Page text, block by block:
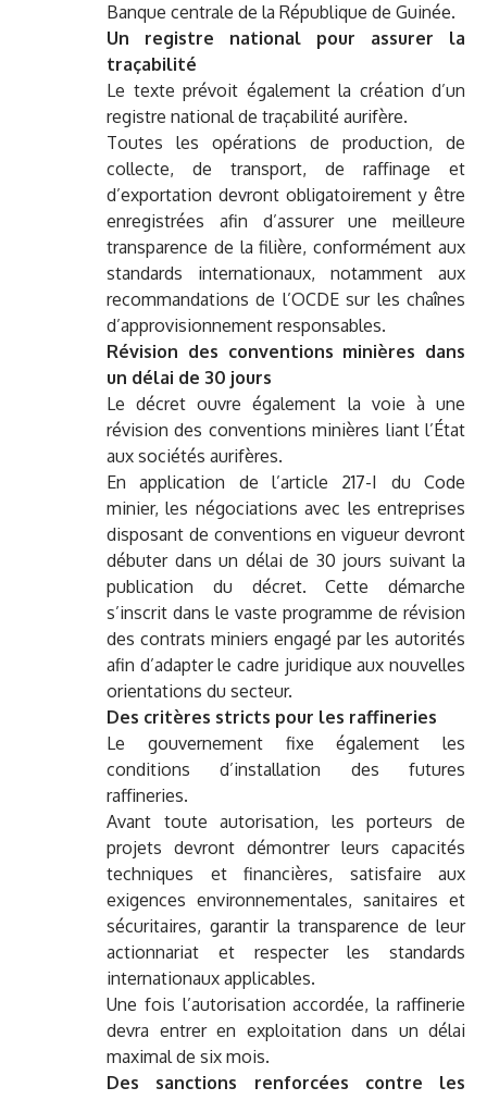
Banque centrale de la République de Guinée.
Un registre national pour assurer la
traçabilité
Le texte prévoit également la création d’un
registre national de traçabilité aurifère.
Toutes les opérations de production, de
collecte, de transport, de raffinage et
d’exportation devront obligatoirement y être
enregistrées afin d’assurer une meilleure
transparence de la filière, conformément aux
standards internationaux, notamment aux
recommandations de l’OCDE sur les chaînes
d’approvisionnement responsables.
Révision des conventions minières dans
un délai de 30 jours
Le décret ouvre également la voie à une
révision des conventions minières liant l’État
aux sociétés aurifères.
En application de l’article 217-I du Code
minier, les négociations avec les entreprises
disposant de conventions en vigueur devront
débuter dans un délai de 30 jours suivant la
publication du décret. Cette démarche
s’inscrit dans le vaste programme de révision
des contrats miniers engagé par les autorités
afin d’adapter le cadre juridique aux nouvelles
orientations du secteur.
Des critères stricts pour les raffineries
Le gouvernement fixe également les
conditions d’installation des futures
raffineries.
Avant toute autorisation, les porteurs de
projets devront démontrer leurs capacités
techniques et financières, satisfaire aux
exigences environnementales, sanitaires et
sécuritaires, garantir la transparence de leur
actionnariat et respecter les standards
internationaux applicables.
Une fois l’autorisation accordée, la raffinerie
devra entrer en exploitation dans un délai
maximal de six mois.
Des sanctions renforcées contre les